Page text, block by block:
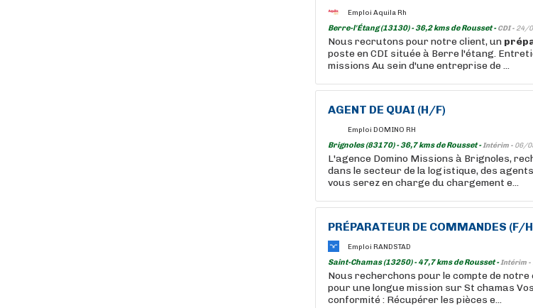
Emploi Aquila Rh
Berre-l'Étang (13130) - 36,2 kms de Rousset -CDI - 24/
Nous recrutons pour notre client, un
poste en CDI située à Berre l'étang.
missions Au sein d'une entreprise de ...
AGENT DE QUAI (H/F)
Emploi DOMINO RH
Brignoles (83170) - 36,7 kms de Rousset -Intérim - 06/
L'agence Domino Missions à Brignoles,
dans le secteur de la logistique, des
vous serez en charge du chargement e...
PRÉPARATEUR DE COMMANDES (F/
Emploi RANDSTAD
Saint-Chamas (13250) - 47,7 kms de Rousset -Intérim -
Nous recherchons pour le compte de notre
pour une longue mission sur St chamas
conformité : Récupérer les pièces e...